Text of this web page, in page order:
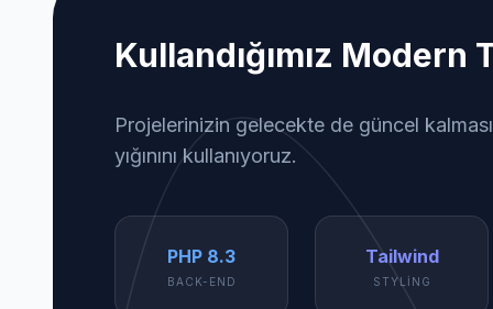
Kullandığımız Modern
Projelerinizin gelecekte de güncel
yığınını kullanıyoruz.
PHP 8.3
BACK-END
Tailwind
STYLING